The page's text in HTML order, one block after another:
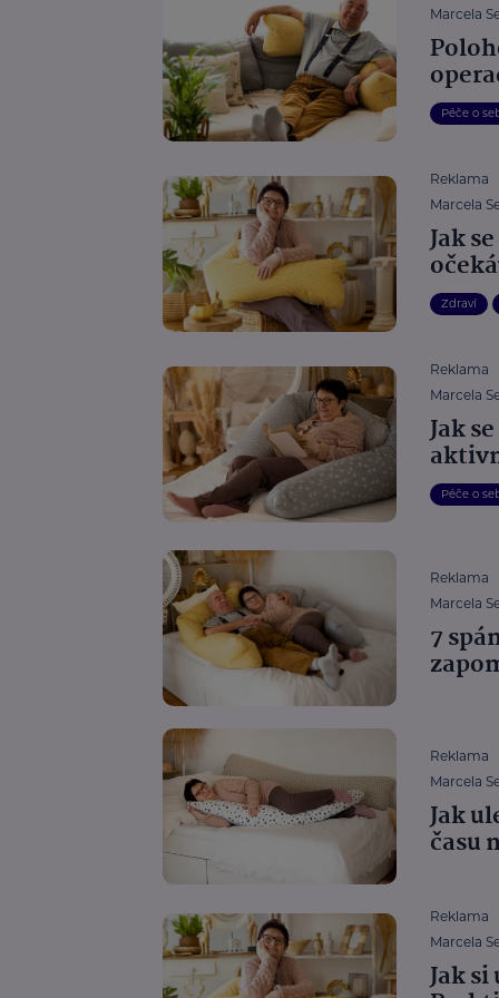
Marcela
Péče o
Reklama
Marcela
Jak
Zdraví
Reklama
Marcela
Jak
Péče o
Reklama
Marcela
7
Reklama
Marcela
Jak
času
Reklama
Marcela
Jak